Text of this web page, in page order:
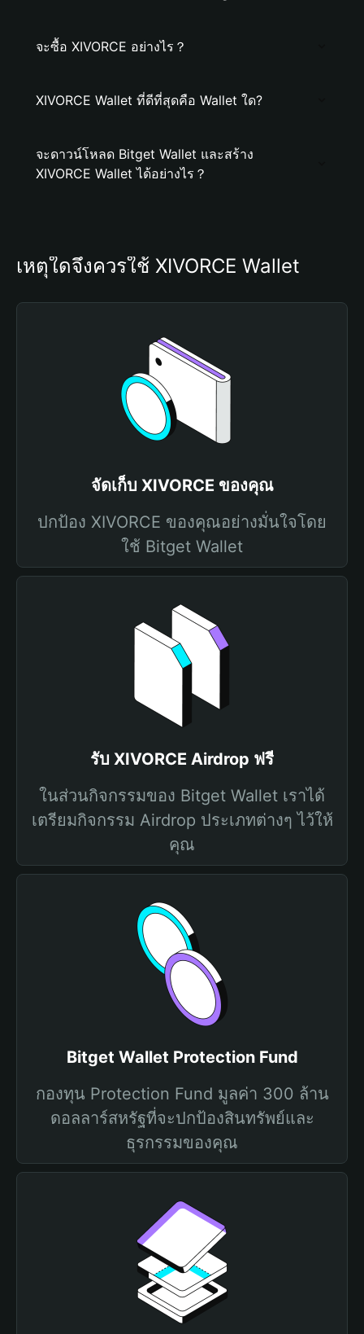
จะซื้อ XIVORCE อย่างไร？
XIVORCE Wallet ที่ดีที่สุดคือ Wallet ใด?
จะดาวน์โหลด Bitget Wallet และสร้าง
XIVORCE Wallet ได้อย่างไร？
เหตุใดจึงควรใช้ XIVORCE Wallet
จัดเก็บ XIVORCE ของคุณ
ปกป้อง XIVORCE ของคุณอย่างมั่นใจโดย
ใช้ Bitget Wallet
รับ XIVORCE Airdrop ฟรี
ในส่วนกิจกรรมของ Bitget Wallet เราได้
เตรียมกิจกรรม Airdrop ประเภทต่างๆ ไว้ให้
คุณ
Bitget Wallet Protection Fund
กองทุน Protection Fund มูลค่า 300 ล้าน
ดอลลาร์สหรัฐที่จะปกป้องสินทรัพย์และ
ธุรกรรมของคุณ